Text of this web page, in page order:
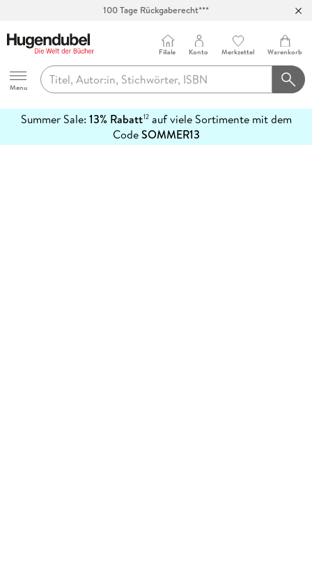
100 Tage Rückgaberecht***
Hugendubel
Menu
Filiale Konto Merkzettel Warenkorb
Summer Sale: 13% Rabatt12auf viele Sortimente mit dem
CodeSOMMER13
erfahren